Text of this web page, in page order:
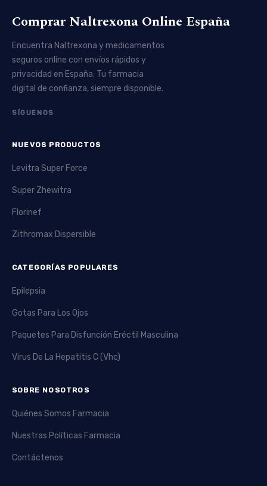
Comprar Naltrexona Online España
Encuentra Naltrexona y medicamentos
seguros online con envíos rápidos y
privacidad en España. Tu farmacia
digital de confianza, siempre disponible.
SÍGUENOS
NUEVOS PRODUCTOS
Levitra Super Force
Super Zhewitra
Florinef
Zithromax Dispersible
CATEGORÍAS POPULARES
Epilepsia
Gotas Para Los Ojos
Paquetes Para Disfunción Eréctil Masculina
Virus De La Hepatitis C (Vhc)
SOBRE NOSOTROS
Quiénes Somos Farmacia
Nuestras Políticas Farmacia
Contáctenos